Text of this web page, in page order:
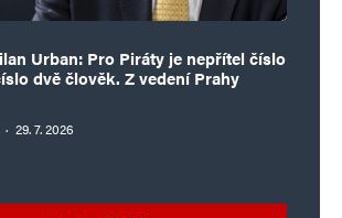
Urban: Pro Piráty je nepřítel číslo
dvě člověk. Z vedení Prahy
· 29. 7. 2026